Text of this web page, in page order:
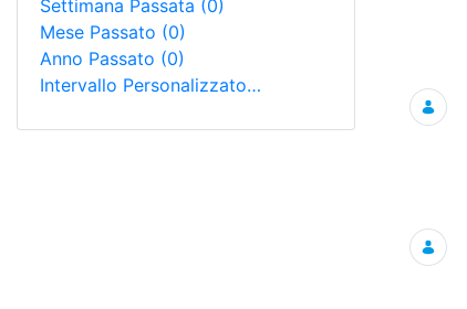
Settimana Passata (0)
Mese Passato (0)
Anno Passato (0)
Intervallo Personalizzato…